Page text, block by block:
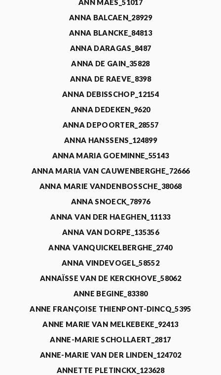
ANN MAES_51017
ANNA BALCAEN_28929
ANNA BLANCKE_84813
ANNA DARAGAS_8487
ANNA DE GAIN_35828
ANNA DE RAEVE_8398
ANNA DEBISSCHOP_12154
ANNA DEDEKEN_9620
ANNA DEPOORTER_28557
ANNA HANSSENS_124899
ANNA MARIA GOEMINNE_55143
ANNA MARIA VAN CAUWENBERGHE_72666
ANNA MARIE VANDENBOSSCHE_38068
ANNA SNOECK_78976
ANNA VAN DER HAEGHEN_11133
ANNA VAN DORPE_135356
ANNA VANQUICKELBERGHE_2740
ANNA VINDEVOGEL_58552
ANNAÏSSE VAN DE KERCKHOVE_58062
ANNE BEGINE_83380
ANNE FRANÇOISE THIENPONT-DINCQ_5395
ANNE MARIE VAN MELKEBEKE_92413
ANNE-MARIE SCHOLLAERT_2817
ANNE-MARIE VAN DER LINDEN_124702
ANNETTE PLETINCKX_123628